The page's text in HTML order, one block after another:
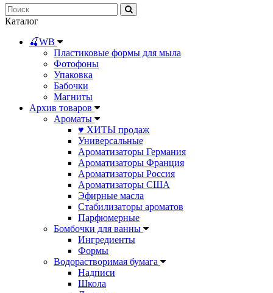
Каталог
🍒WB
Пластиковые формы для мыла
Фотофоны
Упаковка
Бабочки
Магниты
Архив товаров
Ароматы
♥ ХИТЫ продаж
Универсальные
Ароматизаторы Германия
Ароматизаторы Франция
Ароматизаторы Россия
Ароматизаторы США
Эфирные масла
Стабилизаторы ароматов
Парфюмерные
Бомбочки для ванны
Ингредиенты
Формы
Водорастворимая бумага
Надписи
Школа